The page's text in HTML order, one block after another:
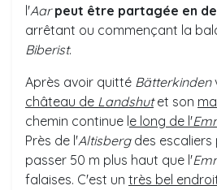
l'Aar peut être partagée en
arrêtant ou commençant la
Biberist.
Après avoir quitté Bätterkinden
château de Landshut et son
chemin continue le long de l'
Près de l'Altisbergdes escaliers
passer 50 m plus haut que l'
falaises. C'est un très bel